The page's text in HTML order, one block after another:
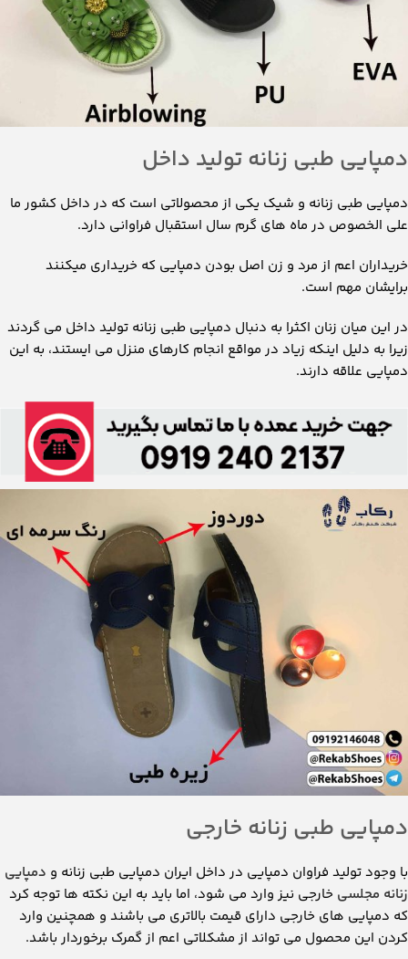
دمپایی طبی زنانه تولید داخل
دمپایی طبی زنانه و شیک یکی از محصولاتی است که در داخل کشور ما
علی الخصوص در ماه های گرم سال استقبال فراوانی دارد.
خریداران اعم از مرد و زن اصل بودن دمپایی که خریداری میکنند
برایشان مهم است.
در این میان زنان اکثرا به دنبال دمپایی طبی زنانه تولید داخل می گردند
زیرا به دلیل اینکه زیاد در مواقع انجام کارهای منزل می ایستند، به این
دمپایی علاقه دارند.
دمپایی طبی زنانه خارجی
با وجود تولید فراوان دمپایی در داخل ایران دمپایی طبی زنانه و دمپایی
زنانه مجلسی خارجی نیز وارد می شود، اما باید به این نکته ها توجه کرد
که دمپایی های خارجی دارای قیمت بالاتری می باشند و همچنین وارد
کردن این محصول می تواند از مشکلاتی اعم از گمرک برخوردار باشد.